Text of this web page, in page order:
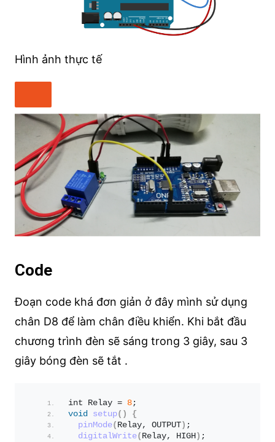
Hình ảnh thực tế
Code
Đoạn code khá đơn giản ở đây mình sử dụng
chân D8 để làm chân điều khiển. Khi bắt đầu
chương trình đèn sẽ sáng trong 3 giây, sau 3
giây bóng đèn sẽ tắt .
int Relay = 8;
void
setup()
{
pinMode( Relay, OUTPUT) ;
digitalWrite( Relay, HIGH) ;